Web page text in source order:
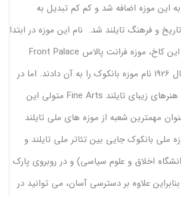
این موزه اضافه شد و کم کم تبدیل به
و فرهنگ تایلند شد. نام این موزه در ابتدا
به دلیل قرار گیری در این کاخ، موزه فرانت پالاس Front Palace
Museum بود و در سال 1926 نام موزه بانکوک را به آن دادند. اما در
سالهای بعد وزارتخانه هنرهای زیبای تایلند Fine Arts متولی این
مهمترین شعبه از موزه های ملی تایلند
ملی بانکوک جایی بین تئاتر ملی تایلند و
اخلاق و علوم سیاسی) و در روبروی پارک
علاوه بر دسترسی آسان، می توانید در